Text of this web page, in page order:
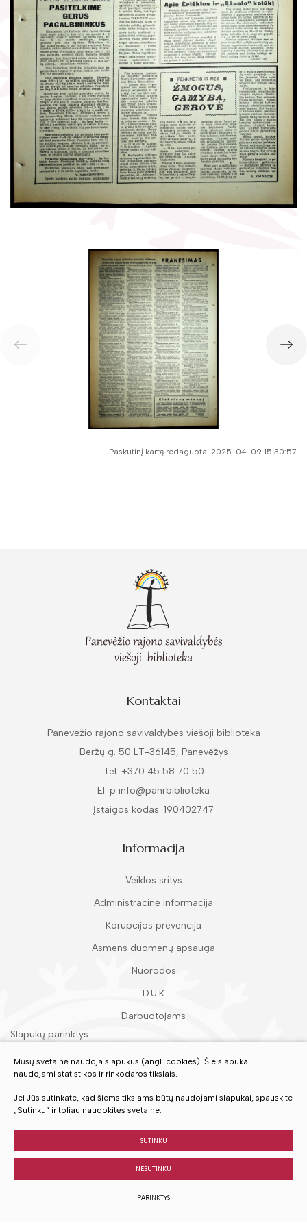
Gaunami periodiniai leidiniai
Tarpbibliotekinis abonementas
Knygomatai
Internetas
Klubai
Literatų klubas „Polėkis“
Interaktyvi kelionė
Gabrielės Petkevičaitės-Bitės literatūrinė
premija
Bibliotekos 70-metis
Virtuali biblioteka
Paskutinį kartą redaguota: 2025-04-09 15:30:57
Kontaktai
Panevėžio rajono savivaldybės viešoji biblioteka
Beržų g. 50 LT-36145, Panevėžys
Tel. +370 45 58 70 50
El. p info@panrbiblioteka
Įstaigos kodas: 190402747
Informacija
Veiklos sritys
Administracinė informacija
Korupcijos prevencija
Asmens duomenų apsauga
Nuorodos
D.U.K
Darbuotojams
Slapukų parinktys
Įvertinkite mūsų paslaugas
Mūsų svetainė naudoja slapukus (angl. cookies). Šie slapukai
naudojami statistikos ir rinkodaros tikslais.
Jei Jūs sutinkate, kad šiems tikslams būtų naudojami slapukai, spauskite
„Sutinku“ ir toliau naudokitės svetaine.
SUTINKU
NESUTINKU
PARINKTYS